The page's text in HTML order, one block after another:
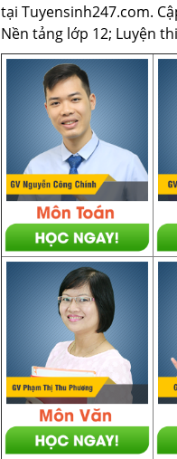
tại Tuyensinh247.com.
Nền tảng lớp 12; Luyện